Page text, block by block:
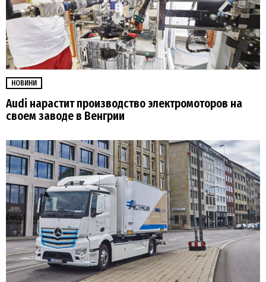
НОВИНИ
Audi нарастит производство электромоторов на
своем заводе в Венгрии